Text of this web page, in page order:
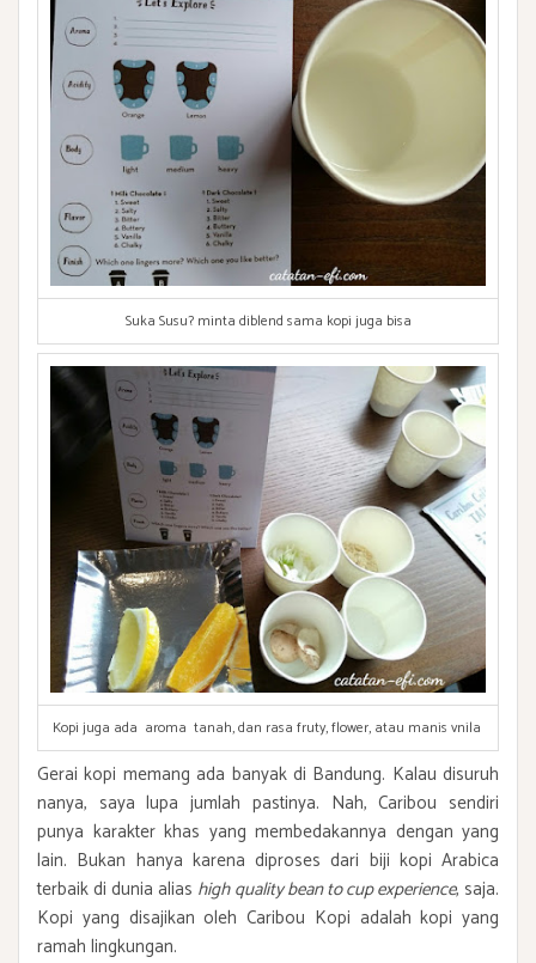
Suka Susu? minta diblend sama kopi juga bisa
Kopi juga ada aroma tanah, dan rasa fruty, flower, atau manis vnila
Gerai kopi memang ada banyak di Bandung. Kalau disuruh
nanya, saya lupa jumlah pastinya. Nah, Caribou sendiri
punya karakter khas yang membedakannya dengan yang
lain. Bukan hanya karena diproses dari biji kopi Arabica
terbaik di dunia alias high quality bean to cup experience, saja.
Kopi yang disajikan oleh Caribou Kopi adalah kopi yang
ramah lingkungan.